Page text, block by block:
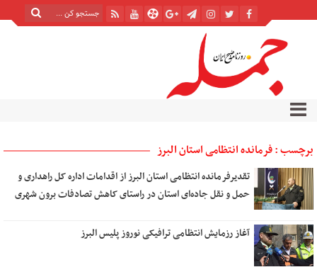
برچسب : فرمانده انتظامی استان البرز
تقدیرفرمانده انتظامی استان البرز از اقدامات اداره کل راهداری و
حمل و نقل جاده‌ای استان در راستای کاهش تصادفات برون شهری
آغاز رزمایش انتظامی ترافیکی نوروز پلیس‌ البرز